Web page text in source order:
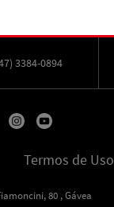
3384-0894
Termos de Uso
80 , Gávea